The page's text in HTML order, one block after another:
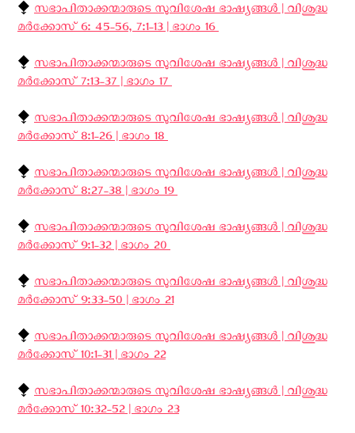
⧪ സഭാപിതാക്കന്മാരുടെ സുവിശേഷ ഭാഷ്യങ്ങള്‍ | വിശുദ്ധ
മര്‍ക്കോസ് 6: 45-56, 7:1-13 | ഭാഗം 16 ‍
⧪ സഭാപിതാക്കന്മാരുടെ സുവിശേഷ ഭാഷ്യങ്ങള്‍ | വിശുദ്ധ
മര്‍ക്കോസ് 7:13-37 | ഭാഗം 17 ‍
⧪ സഭാപിതാക്കന്മാരുടെ സുവിശേഷ ഭാഷ്യങ്ങള്‍ | വിശുദ്ധ
മര്‍ക്കോസ് 8:1-26 | ഭാഗം 18 ‍
⧪ സഭാപിതാക്കന്മാരുടെ സുവിശേഷ ഭാഷ്യങ്ങള്‍ | വിശുദ്ധ
മര്‍ക്കോസ് 8:27-38 | ഭാഗം 19 ‍
⧪ സഭാപിതാക്കന്മാരുടെ സുവിശേഷ ഭാഷ്യങ്ങള്‍ | വിശുദ്ധ
മര്‍ക്കോസ് 9:1-32 | ഭാഗം 20 ‍
⧪ സഭാപിതാക്കന്മാരുടെ സുവിശേഷ ഭാഷ്യങ്ങള്‍ | വിശുദ്ധ
മര്‍ക്കോസ് 9:33-50 | ഭാഗം 21
⧪ സഭാപിതാക്കന്മാരുടെ സുവിശേഷ ഭാഷ്യങ്ങള്‍ | വിശുദ്ധ
മര്‍ക്കോസ് 10:1-31 | ഭാഗം 22
⧪ സഭാപിതാക്കന്മാരുടെ സുവിശേഷ ഭാഷ്യങ്ങള്‍ | വിശുദ്ധ
മര്‍ക്കോസ് 10:32-52 | ഭാഗം 23